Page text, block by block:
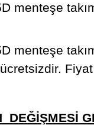
menteşe
menteşe
DEĞİŞMESİ